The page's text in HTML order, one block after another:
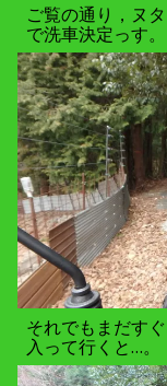
ご覧の通り，ヌ
で洗車決定っす。
それでもまだす
入って行くと…。